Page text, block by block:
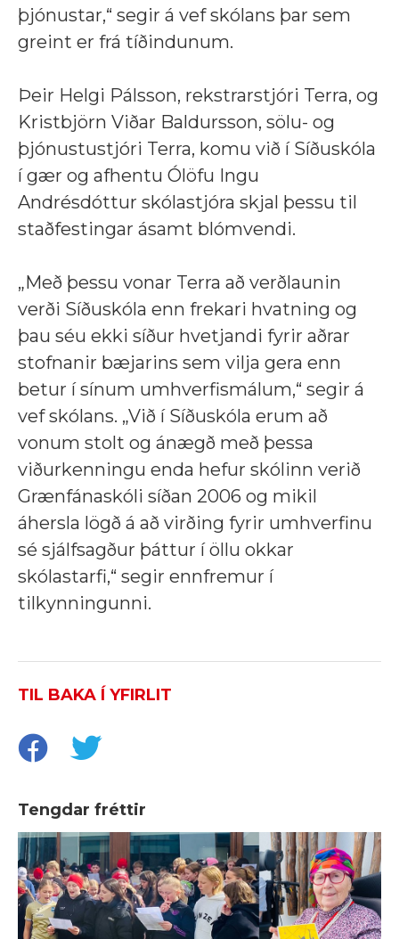
þjónustar,“ segir á vef skólans þar sem
greint er frá tíðindunum.
Þeir Helgi Pálsson, rekstrarstjóri Terra, og
Kristbjörn Viðar Baldursson, sölu- og
þjónustustjóri Terra, komu við í Síðuskóla
í gær og afhentu Ólöfu Ingu
Andrésdóttur skólastjóra skjal þessu til
staðfestingar ásamt blómvendi.
„Með þessu vonar Terra að verðlaunin
verði Síðuskóla enn frekari hvatning og
þau séu ekki síður hvetjandi fyrir aðrar
stofnanir bæjarins sem vilja gera enn
betur í sínum umhverfismálum,“ segir á
vef skólans. „Við í Síðuskóla erum að
vonum stolt og ánægð með þessa
viðurkenningu enda hefur skólinn verið
Grænfánaskóli síðan 2006 og mikil
áhersla lögð á að virðing fyrir umhverfinu
sé sjálfsagður þáttur í öllu okkar
skólastarfi,“ segir ennfremur í
tilkynningunni.
TIL BAKA Í YFIRLIT
Tengdar fréttir